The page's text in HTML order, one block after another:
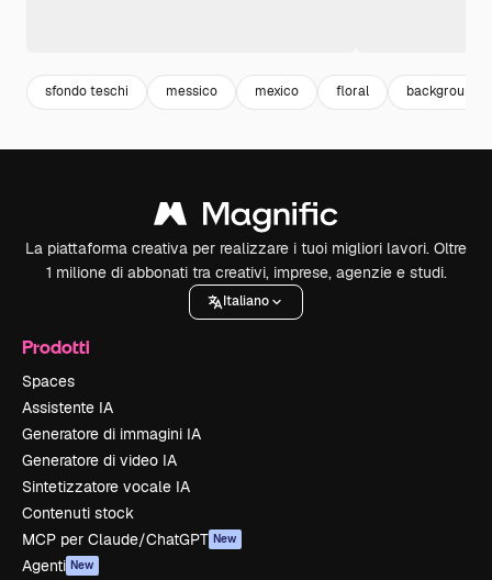
sfondo teschi messico mexico floral background
La piattaforma creativa per realizzare i tuoi migliori lavori. Oltre
1 milione di abbonati tra creativi, imprese, agenzie e studi.
Italiano
Prodotti
Spaces
Assistente IA
Generatore di immagini IA
Generatore di video IA
Sintetizzatore vocale IA
Contenuti stock
MCP per Claude/ChatGPT New
Agenti New